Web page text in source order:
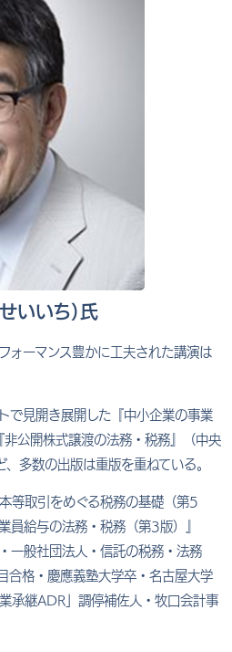
いいち）氏
ォーマンス豊かに工夫された講演は
で見開き展開した『中小企業の事業
公開株式譲渡の法務・税務』（中央
多数の出版は重版を重ねている。
等取引をめぐる税務の基礎（第5
員給与の法務・税務（第3版）』
一般社団法人・信託の税務・法務
合格・慶應義塾大学卒・名古屋大学
承継ADR」調停補佐人・牧口会計事